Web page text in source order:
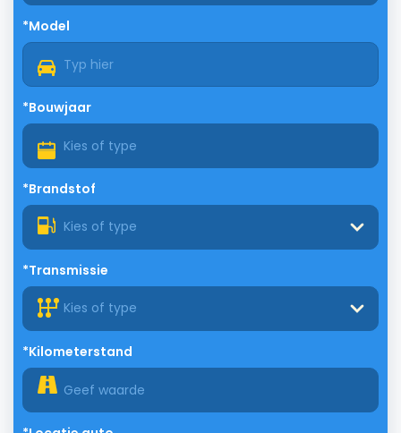
*Model
*Bouwjaar
*Brandstof
Kies of type
*Transmissie
Kies of type
*Kilometerstand